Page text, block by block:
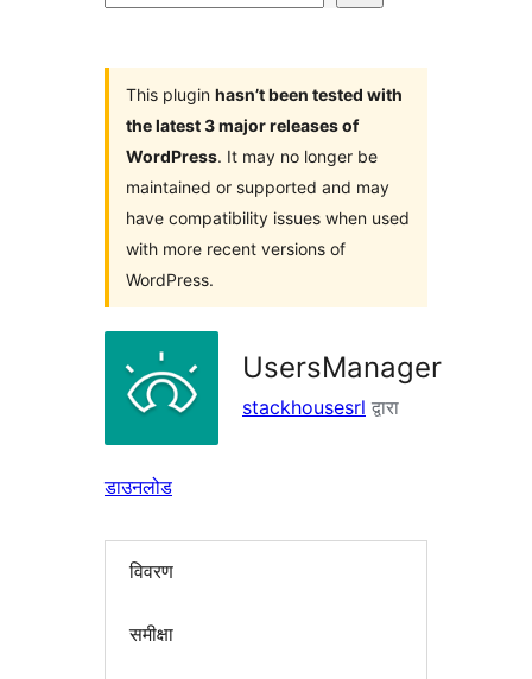
This plugin hasn’t been tested with
the latest 3 major releases of
WordPress. It may no longer be
maintained or supported and may
have compatibility issues when used
with more recent versions of
WordPress.
UsersManager
stackhousesrl द्वारा
डाउनलोड
विवरण
समीक्षा